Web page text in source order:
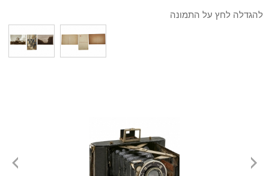
להגדלה לחץ על התמונה